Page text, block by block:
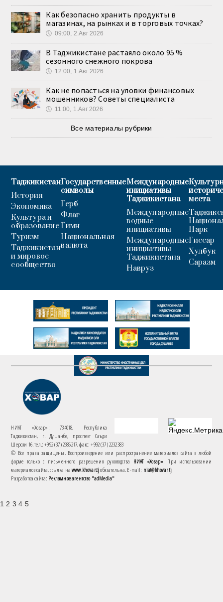
Как безопасно хранить продукты в
магазинах, на рынках и в торговых точках?
🕔 09:00, 2.Авг 2026
В Таджикистане растаяло около 95 %
сезонного снежного покрова
🕔 12:00, 1.Авг 2026
Как не попасться на уловки финансовых
мошенников? Советы специалиста
🕔 11:00, 1.Авг 2026
Все материалы рубрики
Таджикистан
История
Экономика
Культура и
образование
Туризм
Таджикистан
и мировое
сообщество
Государственные
символы
Герб
Флаг
Гимн
Национальная
валюта
Международные
инициативы
Таджикистана
Международные
водные
инициативы
Международные
инициативы
Таджикистана
Навруз
места
Парк
Гиссар
Хулбук
Саразм
НИАТ «Ховар»: 734018, Республика
Таджикистан, г. Душанбе, проспект Саъди
Шерози 16. тел.: +992 (37) 2385217, факс: +992 (37) 2232383
© Все права защищены. Воспроизведение или распространение материалов сайта в любой
форме только с письменного разрешения руководства НИАТ «Ховар». При использовании
материалов сайта, ссылка наwww.khovar.tjобязательна. E-mail: niat@khovar.tj
Разработка сайта: Рекламное агентство "adMedia"
1 2 3 4 5